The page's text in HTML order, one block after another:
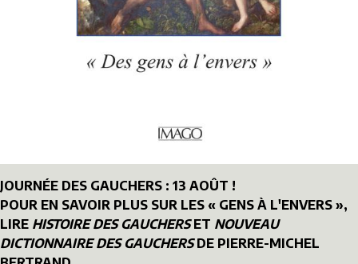
JOURNÉE DES GAUCHERS : 13 AOÛT !
POUR EN SAVOIR PLUS SUR LES « GENS À L'ENVERS »,
LIRE HISTOIRE DES GAUCHERSET NOUVEAU
DICTIONNAIRE DES GAUCHERSDE PIERRE-MICHEL